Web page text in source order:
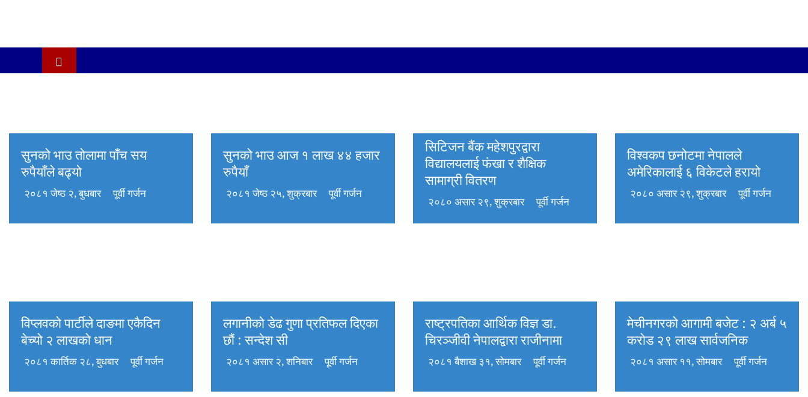
सुनको भाउ तोलामा पाँच सय
रुपैयाँले बढ्यो
२०८१ जेष्ठ २, बुधबार पूर्वी गर्जन
सुनको भाउ आज १ लाख ४४ हजार
रुपैयाँ
२०८१ जेष्ठ २५, शुक्रबार पूर्वी गर्जन
सिटिजन बैंक महेशपुरद्वारा
विद्यालयलाई फंखा र शैक्षिक
सामाग्री वितरण
२०८० असार २९, शुक्रबार पूर्वी गर्जन
विश्वकप छनोटमा नेपालले
अमेरिकालाई ६ विकेटले हरायो
२०८० असार २९, शुक्रबार पूर्वी गर्जन
विप्लवको पार्टीले दाङमा एकैदिन
बेच्यो २ लाखको धान
२०८१ कार्तिक २८, बुधबार पूर्वी गर्जन
लगानीको डेढ गुणा प्रतिफल दिएका
छौं : सन्देश सी
२०८१ असार २, शनिबार पूर्वी गर्जन
राष्ट्रपतिका आर्थिक विज्ञ डा.
चिरञ्जीवी नेपालद्वारा राजीनामा
२०८१ बैशाख ३१, सोमबार पूर्वी गर्जन
मेचीनगरको आगामी बजेट : २ अर्ब ५
करोड २९ लाख सार्वजनिक
२०८१ असार ११, सोमबार पूर्वी गर्जन